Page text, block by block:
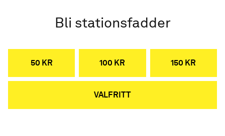
Bli stationsfadder
50 KR 100 KR 150 KR
VALFRITT